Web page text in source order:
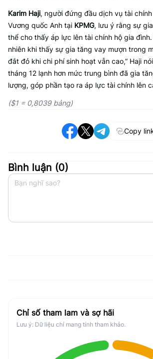
Karim Haji, người đứng đầu dịch vụ tài
Vương quốc Anh tại KPMG, lưu ý rằng sự
thể cho thấy áp lực lên tài chính hộ gia đình.
nhiên khi thấy sự gia tăng vay mượn trong
đắt đỏ khi chi phí sinh hoạt vẫn cao,” Haji
tháng 12 lạnh hơn mức trung bình đã gia
lượng, góp phần tạo ra áp lực tài chính lên
($1 = 0,8039 bảng)
Copy
Bình luận (0)
Chỉ số tham lam và sợ hãi
Lưu ý: Dữ liệu chỉ mang tính tham khảo.